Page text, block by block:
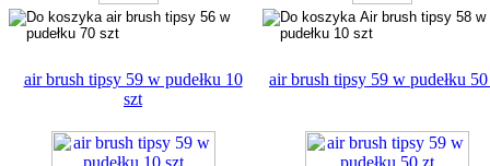
air brush tipsy 59 w pudełku 10
szt
air brush tipsy 59 w pudełku